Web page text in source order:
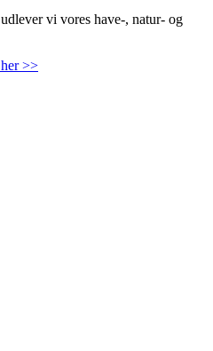
vi vores have-, natur- og
>>